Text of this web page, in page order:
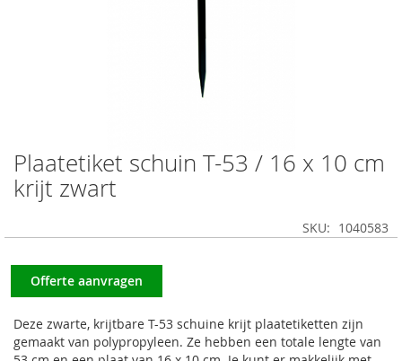
Ga
naar
het
afbeeldingen-
gallerij
Plaatetiket schuin T-53 / 16 x 10 cm
krijt zwart
SKU 1040583
Offerte aanvragen
Deze zwarte, krijtbare T-53 schuine krijt plaatetiketten zijn
gemaakt van polypropyleen. Ze hebben een totale lengte van